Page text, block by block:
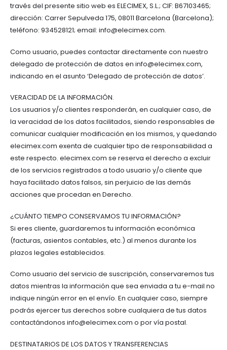
través del presente sitio web es ELECIMEX, S.L.; CIF: B67103465;
dirección: Carrer Sepulveda 175, 08011 Barcelona (Barcelona);
teléfono: 934528121; email: info@elecimex.com.
Como usuario, puedes contactar directamente con nuestro
delegado de protección de datos en info@elecimex.com,
indicando en el asunto ‘Delegado de protección de datos’.
VERACIDAD DE LA INFORMACIÓN.
Los usuarios y/o clientes responderán, en cualquier caso, de
la veracidad de los datos facilitados, siendo responsables de
comunicar cualquier modificación en los mismos, y quedando
elecimex.com exenta de cualquier tipo de responsabilidad a
este respecto. elecimex.com se reserva el derecho a excluir
de los servicios registrados a todo usuario y/o cliente que
haya facilitado datos falsos, sin perjuicio de las demás
acciones que procedan en Derecho.
¿CUÁNTO TIEMPO CONSERVAMOS TU INFORMACIÓN?
Si eres cliente, guardaremos tu información económica
(facturas, asientos contables, etc.) al menos durante los
plazos legales establecidos.
Como usuario del servicio de suscripción, conservaremos tus
datos mientras la información que sea enviada a tu e-mail no
indique ningún error en el envío. En cualquier caso, siempre
podrás ejercer tus derechos sobre cualquiera de tus datos
contactándonos info@elecimex.com o por vía postal.
DESTINATARIOS DE LOS DATOS Y TRANSFERENCIAS